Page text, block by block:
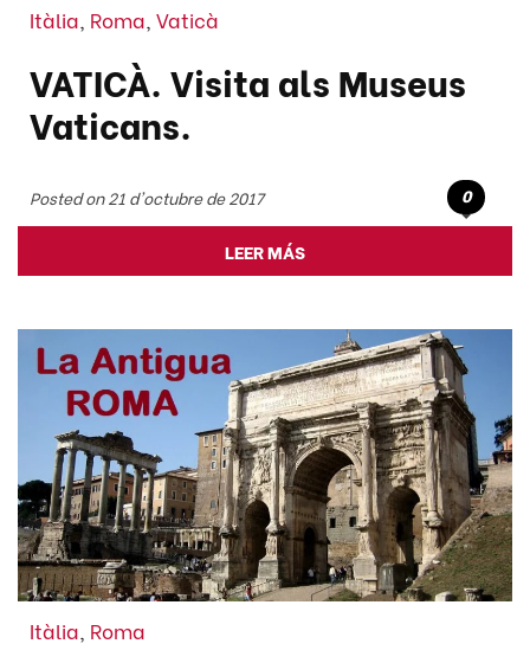
Itàlia, Roma, Vaticà
VATICÀ. Visita als Museus
Vaticans.
Posted on 21 d'octubre de 2017 0
LEER MÁS
Itàlia, Roma